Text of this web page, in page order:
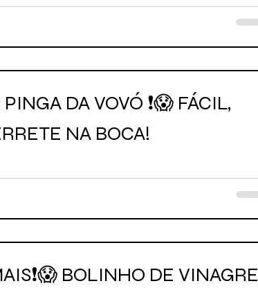
DA VOVÓ ❗😱 FÁCIL,
NA BOCA!
BOLINHO DE VINAGRE